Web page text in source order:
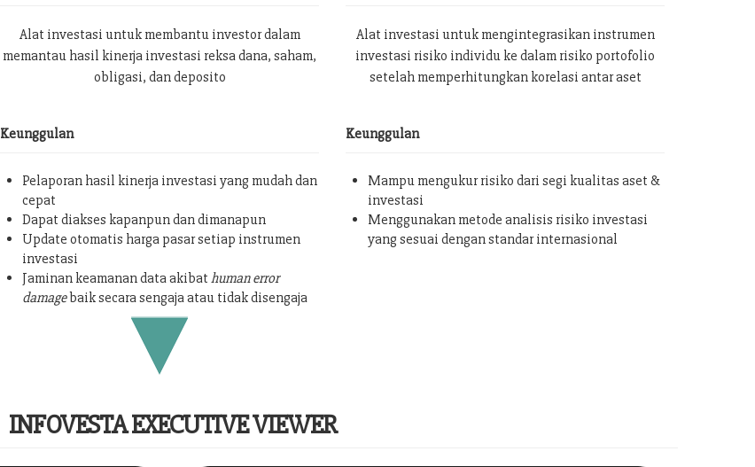
Alat investasi untuk membantu investor dalam
memantau hasil kinerja investasi reksa dana, saham,
obligasi, dan deposito
Keunggulan
Pelaporan hasil kinerja investasi yang mudah dan
cepat
Dapat diakses kapanpun dan dimanapun
Update otomatis harga pasar setiap instrumen
investasi
Jaminan keamanan data akibat human error
damagebaik secara sengaja atau tidak disengaja
Alat investasi untuk mengintegrasikan instrumen
investasi risiko individu ke dalam risiko portofolio
setelah memperhitungkan korelasi antar aset
Keunggulan
Mampu mengukur risiko dari segi kualitas aset &
investasi
Menggunakan metode analisis risiko investasi
yang sesuai dengan standar internasional
INFOVESTA EXECUTIVE VIEWER